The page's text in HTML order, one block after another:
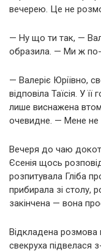
вечерею. Це не
— Ну що ти так, —
образила. — Ми ж по-
— Валеріє Юріївно,
відповіла Таїсія. У її
лише виснажена
очевидне. — Мене не
Вечеря до чаю
Єсенія щось
розпитувала Гліба
прибирала зі столу,
закінчена — вона
Відкладена розмова
свекруха підвелася